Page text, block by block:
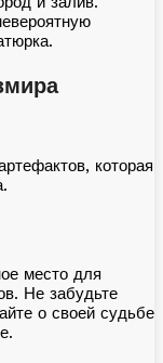
которая
место для
Не забудьте
о своей судьбе